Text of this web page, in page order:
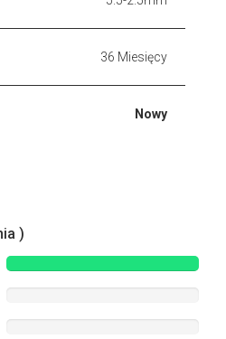
36 Miesięcy
Nowy
)